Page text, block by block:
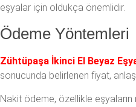
eşyalar için oldukça önemlidir.
Ödeme Yöntemleri
Zühtüpaşa İkinci El Beyaz
sonucunda belirlenen fiyat,
Nakit ödeme, özellikle eşyaların